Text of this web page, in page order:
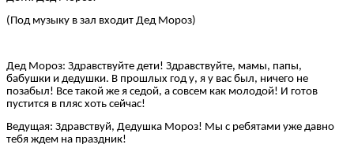
(Под музыку в зал входит Дед Мороз)
Дед Мороз: Здравствуйте дети! Здравствуйте, мамы, папы,
бабушки и дедушки. В прошлых год у, я у вас был, ничего не
позабыл! Все такой же я седой, а совсем как молодой! И готов
пустится в пляс хоть сейчас!
Ведущая: Здравствуй, Дедушка Мороз! Мы с ребятами уже давно
тебя ждем на праздник!